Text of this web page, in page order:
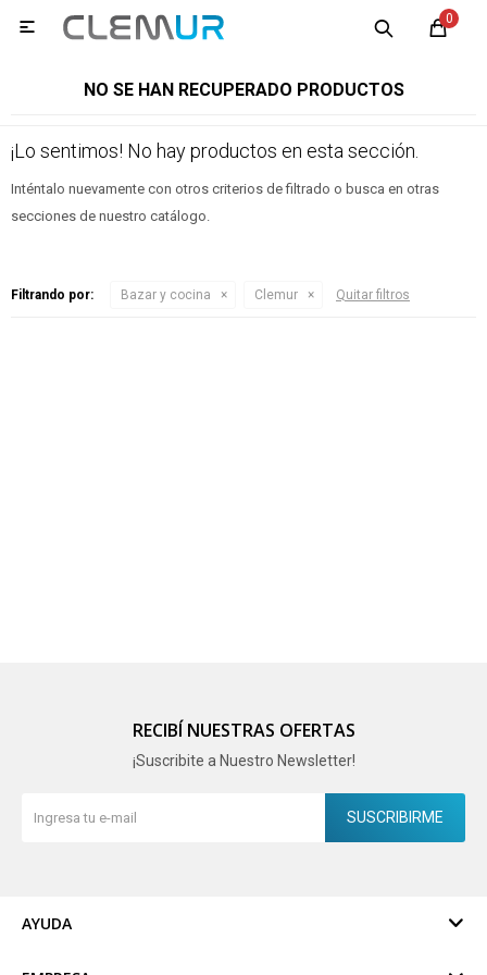
0

NO SE HAN RECUPERADO PRODUCTOS
¡Lo sentimos! No hay productos en esta sección.
Inténtalo nuevamente con otros criterios de filtrado o busca en otras
secciones de nuestro catálogo.
Filtrando por: Bazar y cocina Clemur Quitar filtros
RECIBÍ NUESTRAS OFERTAS
¡Suscribite a Nuestro Newsletter!
SUSCRIBIRME
AYUDA